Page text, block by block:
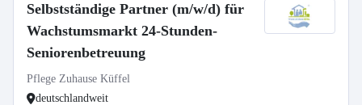
Selbstständige Partner (m/w/d) für
Wachstumsmarkt 24-Stunden-
Seniorenbetreuung
Pflege Zuhause Küffel
deutschlandweit